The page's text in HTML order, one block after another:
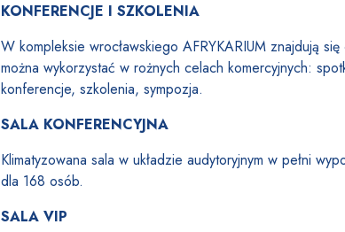
KONFERENCJE I SZKOLENIA
W kompleksie wrocławskiego AFRYKARIUM znajdują
można wykorzystać w rożnych celach komercyjnych:
konferencje, szkolenia, sympozja.
SALA KONFERENCYJNA
Klimatyzowana sala w układzie audytoryjnym w pełni
dla 168 osób.
SALA VIP